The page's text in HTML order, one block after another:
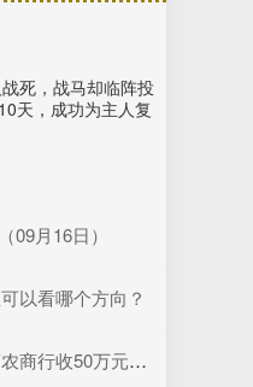
死，战马却临阵投
天，成功为主人复
09月16日）
以看哪个方向？
房地产信贷部总经理同时被警告